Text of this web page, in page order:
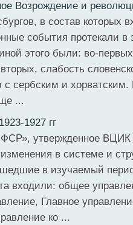
Возрождение и
в состав которых
события протекали в
этого были: во-
слабость
сербским и хорватским.
...
1927 гг
утвержденное
в системе и
в изучаемый
входили: общее
Главное
ко ...